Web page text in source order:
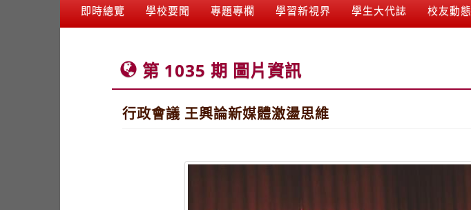
即時總覽 學校要聞 專題專欄 學習新視界 學生大代誌 校友動態
第 1035 期 圖片資訊
行政會議 王興論新媒體激盪思維